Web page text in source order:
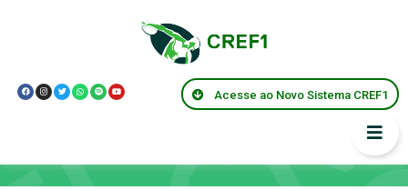
Acesse ao Novo Sistema CREF1